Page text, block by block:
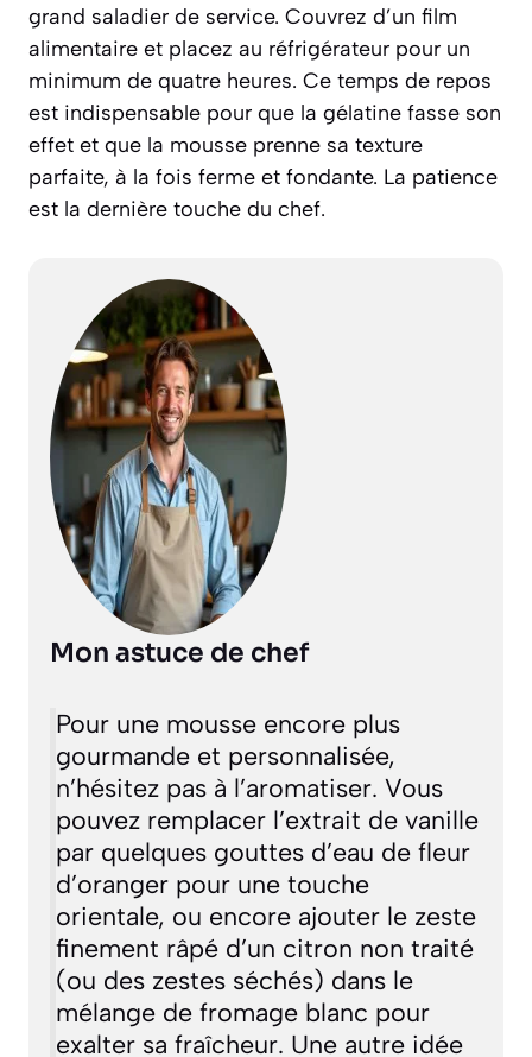
grand saladier de service. Couvrez d’un film
alimentaire et placez au réfrigérateur pour un
minimum de quatre heures. Ce temps de repos
est indispensable pour que la gélatine fasse son
effet et que la mousse prenne sa texture
parfaite, à la fois ferme et fondante. La patience
est la dernière touche du chef.
Mon astuce de chef
Pour une mousse encore plus
gourmande et personnalisée,
n’hésitez pas à l’aromatiser. Vous
pouvez remplacer l’extrait de vanille
par quelques gouttes d’eau de fleur
d’oranger pour une touche
orientale, ou encore ajouter le zeste
finement râpé d’un citron non traité
(ou des zestes séchés) dans le
mélange de fromage blanc pour
exalter sa fraîcheur. Une autre idée